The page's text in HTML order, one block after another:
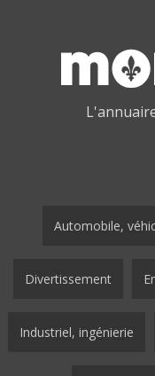
Automobile,
Divertissement
Industriel, ingénierie